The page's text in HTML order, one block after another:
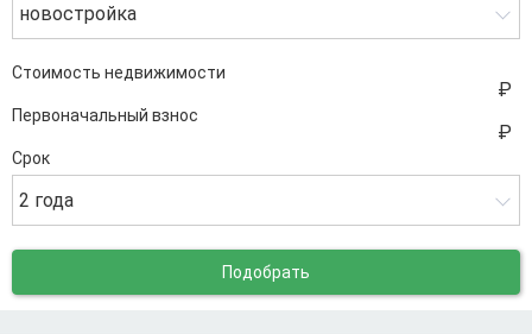
новостройка
Стоимость недвижимости
Первоначальный взнос
Срок
2 года
Подобрать